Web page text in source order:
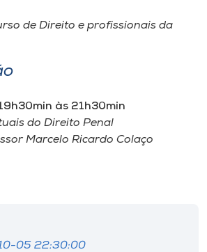
de Direito e profissionais da
às 21h30min
do Direito Penal
Marcelo Ricardo Colaço
05 22:30:00